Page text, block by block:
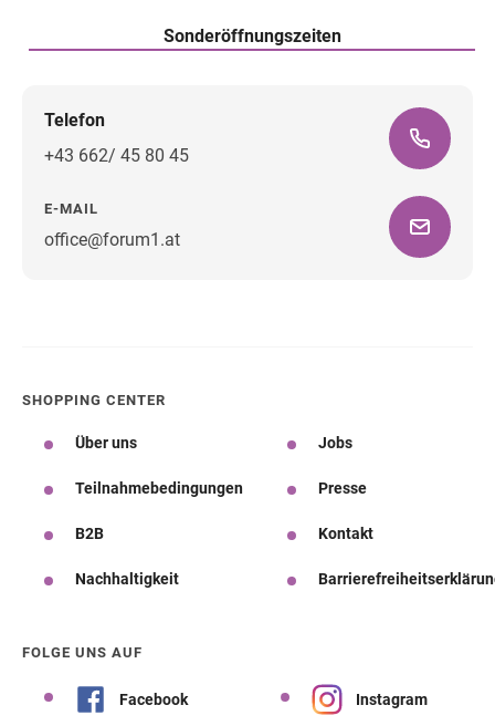
Sonderöffnungszeiten
Telefon
+43 662/ 45 80 45
E-MAIL
office@forum1.at
SHOPPING CENTER
Über uns Jobs
Teilnahmebedingungen Presse
B2B Kontakt
Nachhaltigkeit
FOLGE UNS AUF
Facebook Instagram